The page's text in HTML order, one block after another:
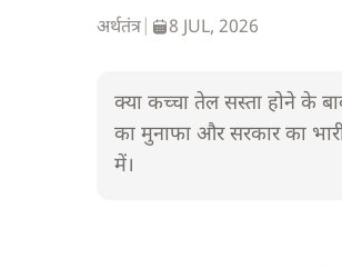
अर्थतंत्र 8 JUL, 2026
क्या कच्चा तेल सस्ता होने के
का मुनाफा और सरकार का
में।